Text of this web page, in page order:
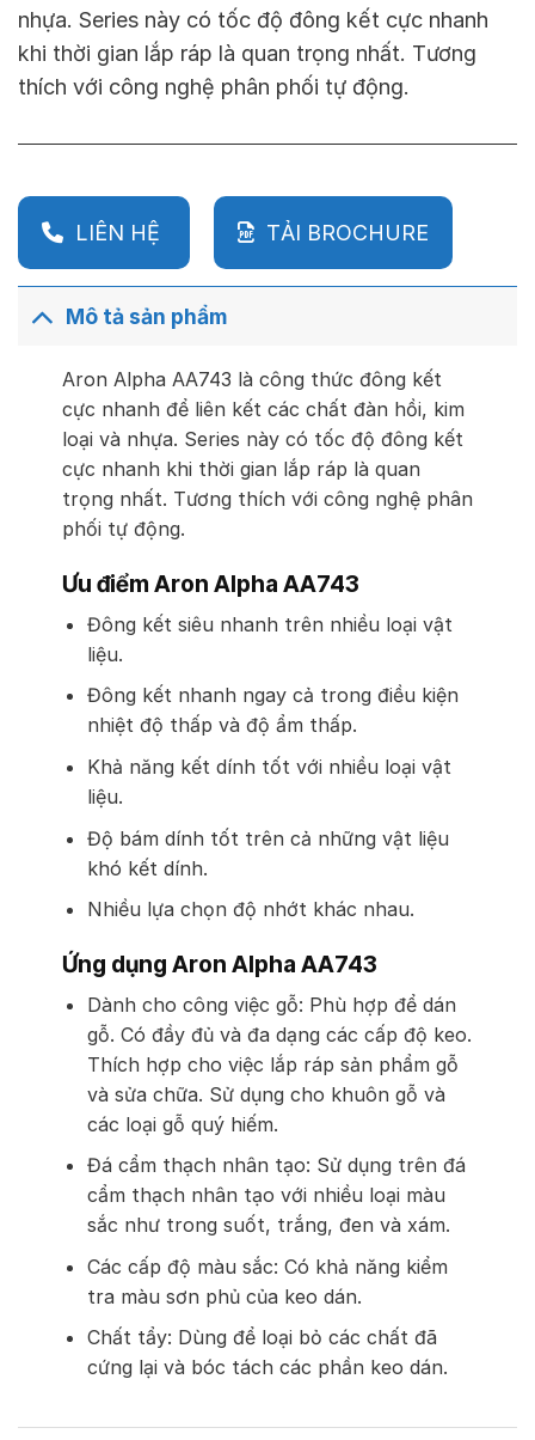
nhựa. Series này có tốc độ đông kết cực nhanh
khi thời gian lắp ráp là quan trọng nhất. Tương
thích với công nghệ phân phối tự động.
LIÊN HỆ TẢI BROCHURE
Mô tả sản phẩm
Aron Alpha AA743 là công thức đông kết
cực nhanh để liên kết các chất đàn hồi, kim
loại và nhựa. Series này có tốc độ đông kết
cực nhanh khi thời gian lắp ráp là quan
trọng nhất. Tương thích với công nghệ phân
phối tự động.
Ưu điểm Aron Alpha AA743
Đông kết siêu nhanh trên nhiều loại vật
liệu.
Đông kết nhanh ngay cả trong điều kiện
nhiệt độ thấp và độ ẩm thấp.
Khả năng kết dính tốt với nhiều loại vật
liệu.
Độ bám dính tốt trên cả những vật liệu
khó kết dính.
Nhiều lựa chọn độ nhớt khác nhau.
Ứng dụng Aron Alpha AA743
Dành cho công việc gỗ: Phù hợp để dán
gỗ. Có đầy đủ và đa dạng các cấp độ keo.
Thích hợp cho việc lắp ráp sản phẩm gỗ
và sửa chữa. Sử dụng cho khuôn gỗ và
các loại gỗ quý hiếm.
Đá cẩm thạch nhân tạo: Sử dụng trên đá
cẩm thạch nhân tạo với nhiều loại màu
sắc như trong suốt, trắng, đen và xám.
Các cấp độ màu sắc: Có khả năng kiểm
tra màu sơn phủ của keo dán.
Chất tẩy: Dùng để loại bỏ các chất đã
cứng lại và bóc tách các phần keo dán.